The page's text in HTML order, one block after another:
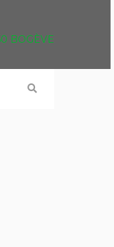
BOGÈVE
HOME